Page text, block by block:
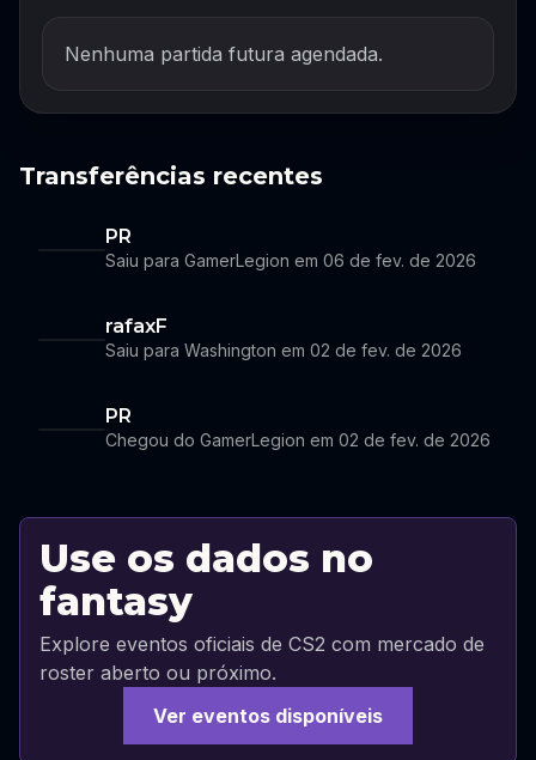
Nenhuma partida futura agendada.
Transferências recentes
PR
Saiu para GamerLegion em 06 de fev. de 2026
rafaxF
Saiu para Washington em 02 de fev. de 2026
PR
Chegou do GamerLegion em 02 de fev. de 2026
Use os dados no
fantasy
Explore eventos oficiais de CS2 com mercado de
roster aberto ou próximo.
Ver eventos disponíveis